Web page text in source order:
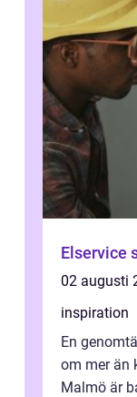
02 augusti
inspiration
En
om mer än
Malmö är